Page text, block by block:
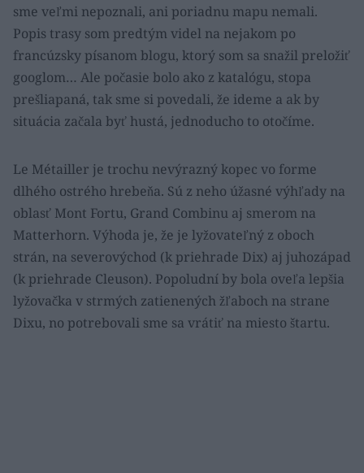
sme veľmi nepoznali, ani poriadnu mapu nemali.
Popis trasy som predtým videl na nejakom po
francúzsky písanom blogu, ktorý som sa snažil preložiť
googlom… Ale počasie bolo ako z katalógu, stopa
prešliapaná, tak sme si povedali, že ideme a ak by
situácia začala byť hustá, jednoducho to otočíme.
Le Métailler je trochu nevýrazný kopec vo forme
dlhého ostrého hrebeňa. Sú z neho úžasné výhľady na
oblasť Mont Fortu, Grand Combinu aj smerom na
Matterhorn. Výhoda je, že je lyžovateľný z oboch
strán, na severovýchod (k priehrade Dix) aj juhozápad
(k priehrade Cleuson). Popoludní by bola oveľa lepšia
lyžovačka v strmých zatienených žľaboch na strane
Dixu, no potrebovali sme sa vrátiť na miesto štartu.